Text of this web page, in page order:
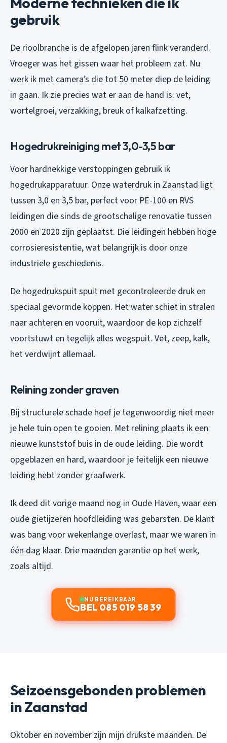
gebruik
De rioolbranche is de afgelopen jaren flink veranderd.
Vroeger was het gissen waar het probleem zat. Nu
werk ik met camera’s die tot 50 meter diep de leiding
in gaan. Ik zie precies wat er aan de hand is: vet,
wortelgroei, verzakking, breuk of kalkafzetting.
Hogedrukreiniging met 3,0-3,5 bar
Voor hardnekkige verstoppingen gebruik ik
hogedrukapparatuur. Onze waterdruk in Zaanstad ligt
tussen 3,0 en 3,5 bar, perfect voor PE-100 en RVS
leidingen die sinds de grootschalige renovatie tussen
2000 en 2020 zijn geplaatst. Die leidingen hebben hoge
corrosieresistentie, wat belangrijk is door onze
industriële geschiedenis.
De hogedrukspuit spuit met gecontroleerde druk en
speciaal gevormde koppen. Het water schiet in stralen
naar achteren en vooruit, waardoor de kop zichzelf
voortstuwt en tegelijk alles wegspuit. Vet, zeep, kalk,
het verdwijnt allemaal.
Relining zonder graven
Bij structurele schade hoef je tegenwoordig niet meer
je hele tuin open te gooien. Met relining plaats ik een
nieuwe kunststof buis in de oude leiding. Die wordt
opgeblazen en hard, waardoor je feitelijk een nieuwe
leiding hebt zonder graafwerk.
Ik deed dit vorige maand nog in Oude Haven, waar een
oude gietijzeren hoofdleiding was gebarsten. De klant
was bang voor wekenlange overlast, maar we waren in
één dag klaar. Drie maanden garantie op het werk,
zoals altijd.
NU BEREIKBAAR
BEL 085 019 58 39
Seizoensgebonden problemen
in Zaanstad
Oktober en november zijn mijn drukste maanden. De